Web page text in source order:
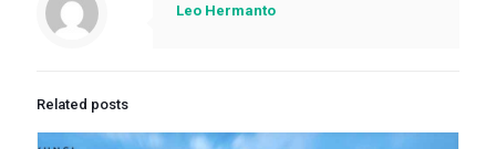
Leo Hermanto
Related posts